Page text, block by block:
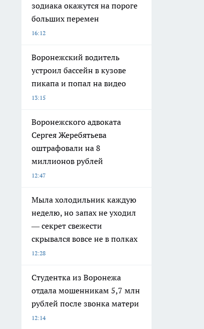
зодиака окажутся на пороге
больших перемен
16:12
Воронежский водитель
устроил бассейн в кузове
пикапа и попал на видео
13:15
Воронежского адвоката
Сергея Жеребятьева
оштрафовали на 8
миллионов рублей
12:47
Мыла холодильник каждую
неделю, но запах не уходил
— секрет свежести
скрывался вовсе не в полках
12:28
Студентка из Воронежа
отдала мошенникам 5,7 млн
рублей после звонка матери
12:14